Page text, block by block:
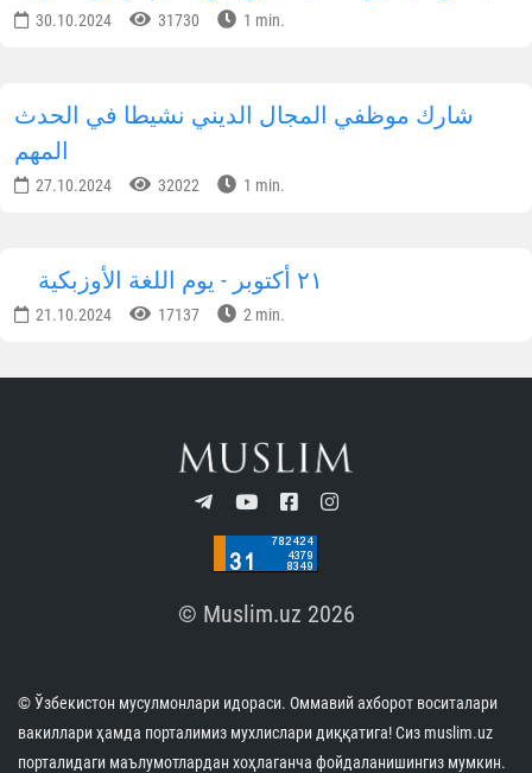
30.10.2024 31730 1 min.
شارك موظفي المجال الديني نشيطا في الحدث
المهم
27.10.2024 32022 1 min.
٢١ أكتوبر - يوم اللغة الأوزبكية
21.10.2024 17137 2 min.
© Muslim.uz 2026
© Ўзбекистон мусулмонлари идораси. Оммавий ахборот воситалари
вакиллари ҳамда порталимиз мухлислари диққатига! Сиз muslim.uz
порталидаги маълумотлардан хоҳлаганча фойдаланишингиз мумкин.